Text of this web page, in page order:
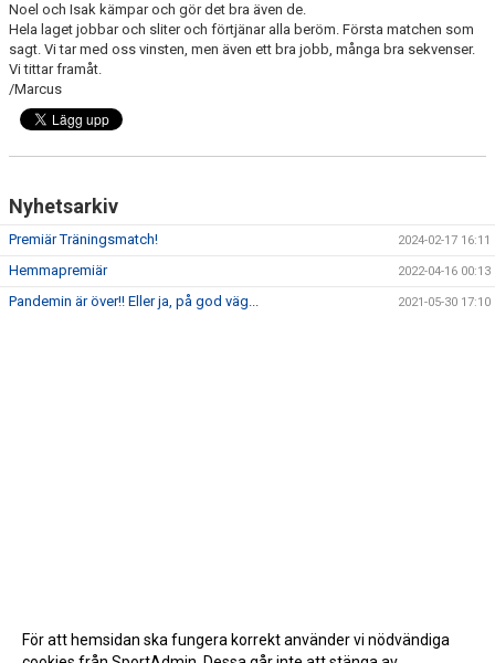
Noel och Isak kämpar och gör det bra även de.
Hela laget jobbar och sliter och förtjänar alla beröm. Första matchen som
sagt. Vi tar med oss vinsten, men även ett bra jobb, många bra sekvenser.
Vi tittar framåt.
/Marcus
Nyhetsarkiv
Premiär Träningsmatch! 2024-02-17 16:11
Hemmapremiär 2022-04-16 00:13
Pandemin är över!! Eller ja, på god väg... 2021-05-30 17:10
För att hemsidan ska fungera korrekt använder vi nödvändiga